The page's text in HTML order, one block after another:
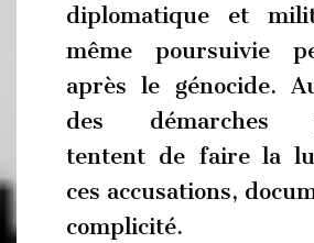
diplomatique et
même poursuivie
après le génocide.
des démarches
tentent de faire la
ces accusations,
complicité.